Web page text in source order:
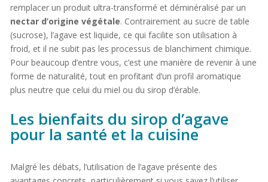
remplacer un produit ultra-transformé et déminéralisé par un
nectar d’origine végétale. Contrairement au sucre de table
(sucrose), l’agave est liquide, ce qui facilite son utilisation à
froid, et il ne subit pas les processus de blanchiment chimique.
Pour beaucoup d’entre vous, c’est une manière de revenir à une
forme de naturalité, tout en profitant d’un profil aromatique
plus neutre que celui du miel ou du sirop d’érable.
Les bienfaits du sirop d’agave
pour la santé et la cuisine
Malgré les débats, l’utilisation de l’agave présente des